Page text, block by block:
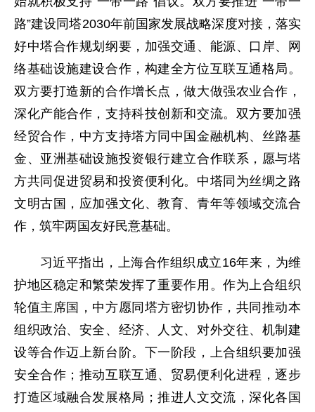
路”建设同塔2030年前国家发展战略深度对接，落实
好中塔合作规划纲要，加强交通、能源、口岸、网
络基础设施建设合作，构建全方位互联互通格局。
双方要打造新的合作增长点，做大做强农业合作，
深化产能合作，支持科技创新和交流。双方要加强
经贸合作，中方支持塔方同中国金融机构、丝路基
金、亚洲基础设施投资银行建立合作联系，愿与塔
方共同促进贸易和投资便利化。中塔同为丝绸之路
文明古国，应加强文化、教育、青年等领域交流合
作，筑牢两国友好民意基础。
习近平指出，上海合作组织成立16年来，为维
护地区稳定和繁荣发挥了重要作用。作为上合组织
轮值主席国，中方愿同塔方密切协作，共同推动本
组织政治、安全、经济、人文、对外交往、机制建
设等合作迈上新台阶。下一阶段，上合组织要加强
安全合作；推动互联互通、贸易便利化进程，逐步
打造区域融合发展格局；推进人文交流，深化各国